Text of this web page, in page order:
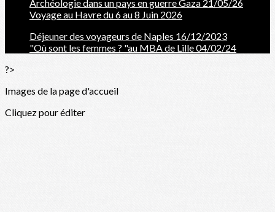
Archéologie dans un pays en guerre Gaza 21/05/26
Voyage au Havre du 6 au 8 Juin 2026
Déjeuner des voyageurs de Naples 16/12/2023
"Où sont les femmes ? "au MBA de Lille 04/02/24
?>
Images de la page d'accueil
Cliquez pour éditer